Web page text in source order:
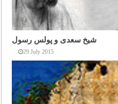
شیخ سعدی و پولس رسول
29 July 2015